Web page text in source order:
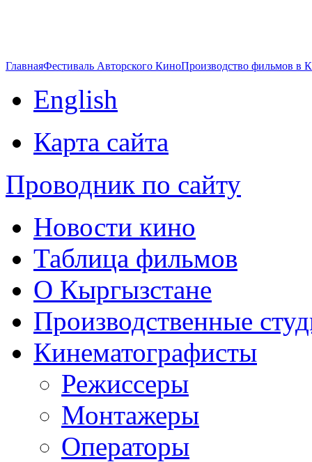
ГлавнаяФестиваль Авторского КиноПроизводство фильмов в
English
Карта сайта
Проводник по сайту
Новости кино
Таблица фильмов
О Кыргызстане
Производственные
Кинематографисты
Режиссеры
Монтажеры
Операторы